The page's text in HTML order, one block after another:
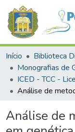
Início
Monografias de
Análise de